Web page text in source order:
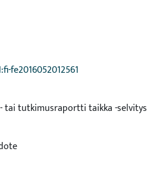
fe2016052012561
tai tutkimusraportti taikka -selvitys